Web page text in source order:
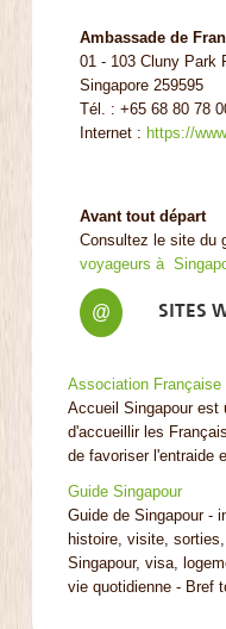
Ambassade de
01 - 103 Cluny Park
Singapore 259595
Tél. : +65 68 80 78
Internet : https://
Avant tout départ
Consultez le site du
voyageurs à
@ SITES
Association Française
Accueil Singapour est
d'accueillir les
de favoriser l'entraide
Guide Singapour
Guide de Singapour -
histoire, visite,
Singapour, visa,
vie quotidienne - Bref